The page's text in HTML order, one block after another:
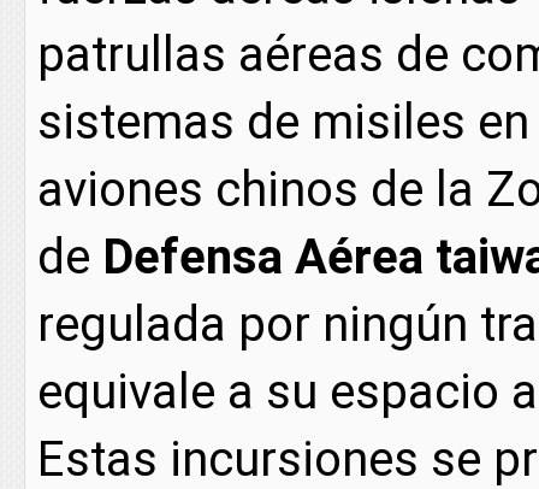
patrullas aéreas de
sistemas de misiles
aviones chinos de la
de Defensa Aérea
regulada por ningún
equivale a su espacio
Estas incursiones se